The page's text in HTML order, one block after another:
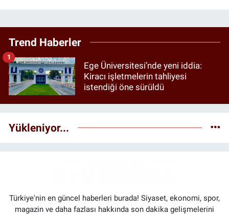
Trend Haberler
Ege Üniversitesi’nde yeni iddia:
Kiracı işletmelerin tahliyesi
istendiği öne sürüldü
1
Yükleniyor...
Türkiye'nin en güncel haberleri burada! Siyaset, ekonomi, spor,
magazin ve daha fazlası hakkında son dakika gelişmelerini